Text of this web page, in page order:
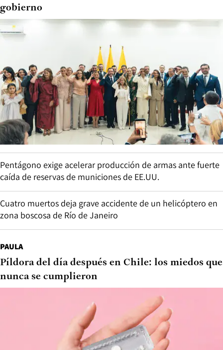
gobierno
Pentágono exige acelerar producción de armas ante fuerte
caída de reservas de municiones de EE.UU.
Cuatro muertos deja grave accidente de un helicóptero en
zona boscosa de Río de Janeiro
PAULA
Píldora del día después en Chile: los miedos que
nunca se cumplieron